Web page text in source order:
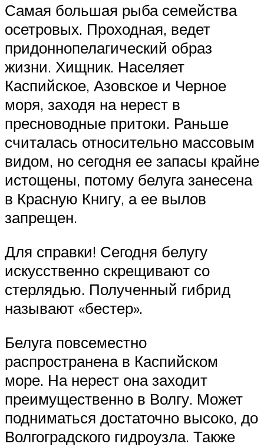
Самая большая рыба семейства
осетровых. Проходная, ведет
придоннопелагический образ
жизни. Хищник. Населяет
Каспийское, Азовское и Черное
моря, заходя на нерест в
пресноводные притоки. Раньше
считалась относительно массовым
видом, но сегодня ее запасы крайне
истощены, потому белуга занесена
в Красную Книгу, а ее вылов
запрещен.
Для справки! Сегодня белугу
искусственно скрещивают со
стерлядью. Полученный гибрид
называют «бестер».
Белуга повсеместно
распространена в Каспийском
море. На нерест она заходит
преимущественно в Волгу. Может
подниматься достаточно высоко, до
Волгоградского гидроузла. Также